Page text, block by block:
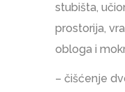
stubišta,
prostorija,
obloga i
– čišćenje